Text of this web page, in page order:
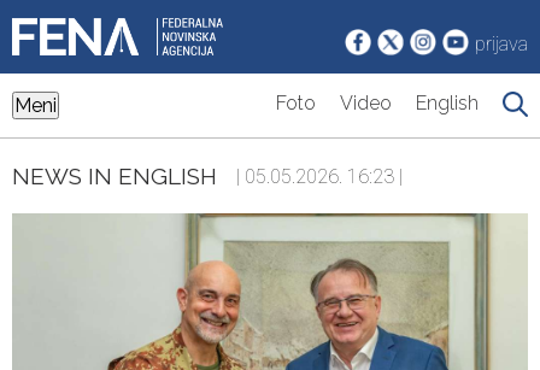
prijava
Meni Foto Video English
NEWS IN ENGLISH | 05.05.2026. 16:23 |